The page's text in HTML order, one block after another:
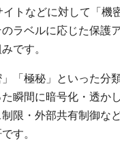
トなどに対して「機
ラベルに応じた保護
です。
」「極秘」といった分
瞬間に暗号化・透か
限・外部共有制御な
す。